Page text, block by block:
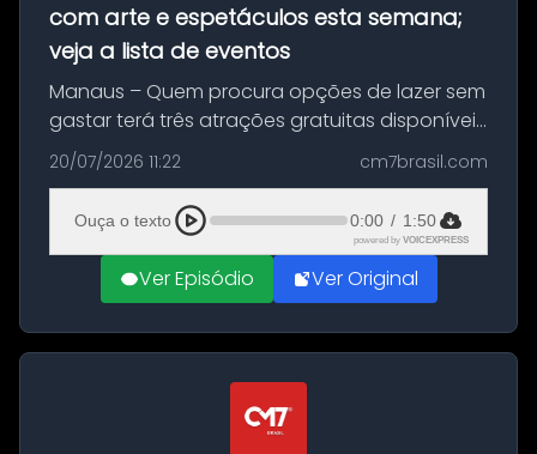
com arte e espetáculos esta semana;
veja a lista de eventos
Manaus – Quem procura opções de lazer sem
gastar terá três atrações gratuitas disponíveis
entre esta segunda-feira (20) e quinta-feira
(23). A programação inclui uma exposição
dedicada à história das ...
20/07/2026 11:22 cm7brasil.com
Ouça o texto 0:00 / 1:50
powered by VOICEXPRESS
Ver Episódio Ver Original